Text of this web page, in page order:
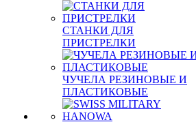
СТАНКИ ДЛЯ
ПРИСТРЕЛКИ
ЧУЧЕЛА РЕЗИНОВЫЕ И
ПЛАСТИКОВЫЕ